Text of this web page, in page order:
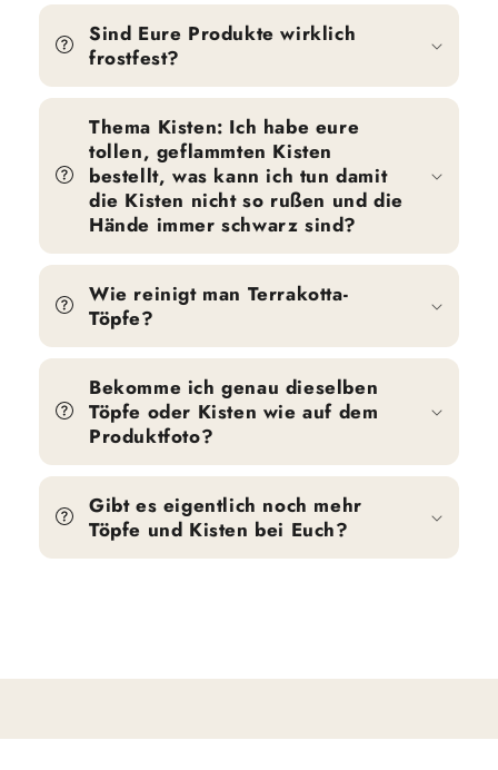
Sind Eure Produkte wirklich
frostfest?
Thema Kisten: Ich habe eure
tollen, geflammten Kisten
bestellt, was kann ich tun damit
die Kisten nicht so rußen und die
Hände immer schwarz sind?
Wie reinigt man Terrakotta-
Töpfe?
Bekomme ich genau dieselben
Töpfe oder Kisten wie auf dem
Produktfoto?
Gibt es eigentlich noch mehr
Töpfe und Kisten bei Euch?